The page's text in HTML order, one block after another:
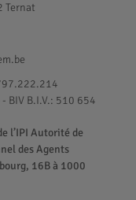
Ternat
- BIV B.I.V.: 510 654
l’IPI Autorité de
des Agents
16B à 1000